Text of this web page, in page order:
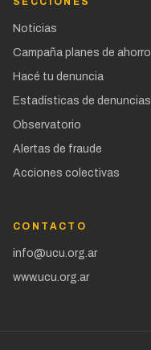
Noticias
Campaña planes de ahorro
Hacé tu denuncia
Estadísticas de denuncias
Observatorio
Alertas de fraude
Acciones colectivas
CONTACTO
info@ucu.org.ar
www.ucu.org.ar